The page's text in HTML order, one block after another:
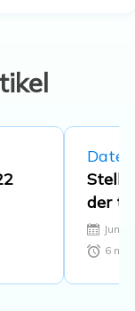
der
June
6